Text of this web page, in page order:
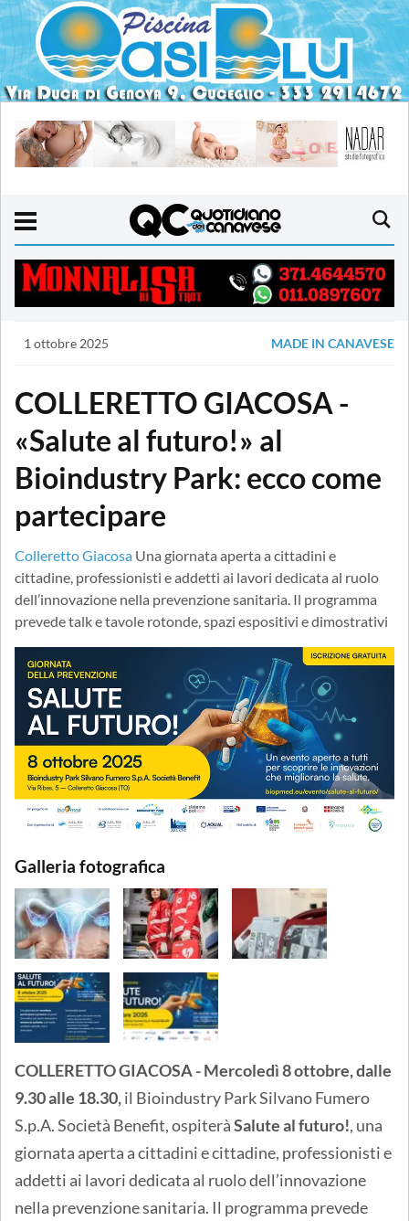
1 ottobre 2025 MADE IN CANAVESE
COLLERETTO GIACOSA -
«Salute al futuro!» al
Bioindustry Park: ecco come
partecipare
Colleretto Giacosa Una giornata aperta a cittadini e
cittadine, professionisti e addetti ai lavori dedicata al ruolo
dell’innovazione nella prevenzione sanitaria. Il programma
prevede talk e tavole rotonde, spazi espositivi e dimostrativi
Galleria fotografica
COLLERETTO GIACOSA - Mercoledì 8 ottobre, dalle
9.30 alle 18.30,il Bioindustry Park Silvano Fumero
S.p.A. Società Benefit, ospiteràSalute al futuro!, una
giornata aperta a cittadini e cittadine, professionisti e
addetti ai lavori dedicata al ruolo dell’innovazione
nella prevenzione sanitaria. Il programma prevede